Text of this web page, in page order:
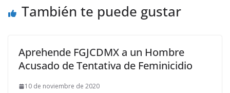
También te puede gustar
Aprehende FGJCDMX a un Hombre
Acusado de Tentativa de Feminicidio
10 de noviembre de 2020